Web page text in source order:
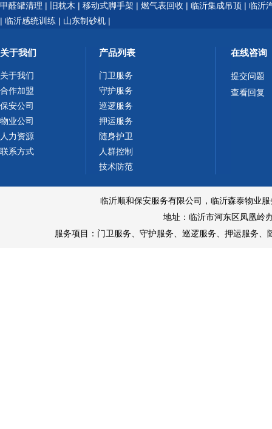
甲醛罐清理 | 旧枕木 | 移动式脚手架 | 燃气表回收 | 临沂集成吊顶 | 临沂
| 临沂感统训练 | 山东制砂机 |
关于我们
关于我们
合作加盟
保安公司
物业公司
人力资源
联系方式
产品列表
门卫服务
守护服务
巡逻服务
押运服务
随身护卫
人群控制
技术防范
在线咨询
提交问题
查看回复
临沂顺和保安服务有限公司，临沂森泰物业
地址：临沂市河东区凤凰岭
服务项目： 门卫服务 守护服务 巡逻服务 押运服务